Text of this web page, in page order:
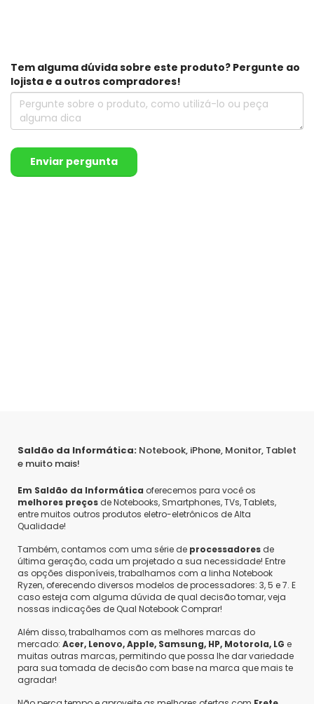
Tem alguma dúvida sobre este produto? Pergunte ao
lojista e a outros compradores!
Enviar pergunta
Saldão da Informática: Notebook, iPhone, Monitor, Tablet
e muito mais!
Em Saldão da Informática oferecemos para você os
melhores preços de Notebooks, Smartphones, TVs, Tablets,
entre muitos outros produtos eletro-eletrônicos de Alta
Qualidade!
Também, contamos com uma série de processadores de
última geração, cada um projetado a sua necessidade! Entre
as opções disponíveis, trabalhamos com a linha Notebook
Ryzen, oferecendo diversos modelos de processadores: 3, 5 e 7. E
caso esteja com alguma dúvida de qual decisão tomar, veja
nossas indicações de Qual Notebook Comprar!
Além disso, trabalhamos com as melhores marcas do
mercado: Acer, Lenovo, Apple, Samsung, HP, Motorola, LG e
muitas outras marcas, permitindo que possa lhe dar variedade
para sua tomada de decisão com base na marca que mais te
agradar!